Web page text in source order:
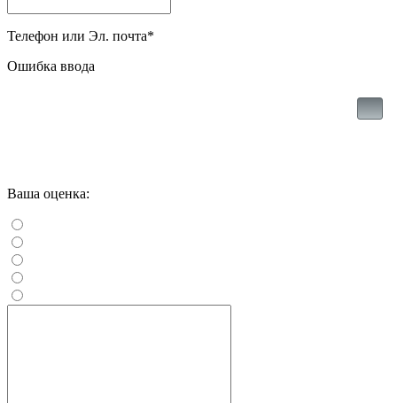
Телефон или Эл. почта*
Ошибка ввода
Ваша оценка: